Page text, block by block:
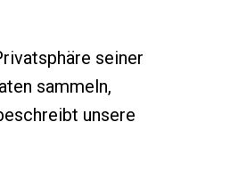
seiner
sammeln,
unsere